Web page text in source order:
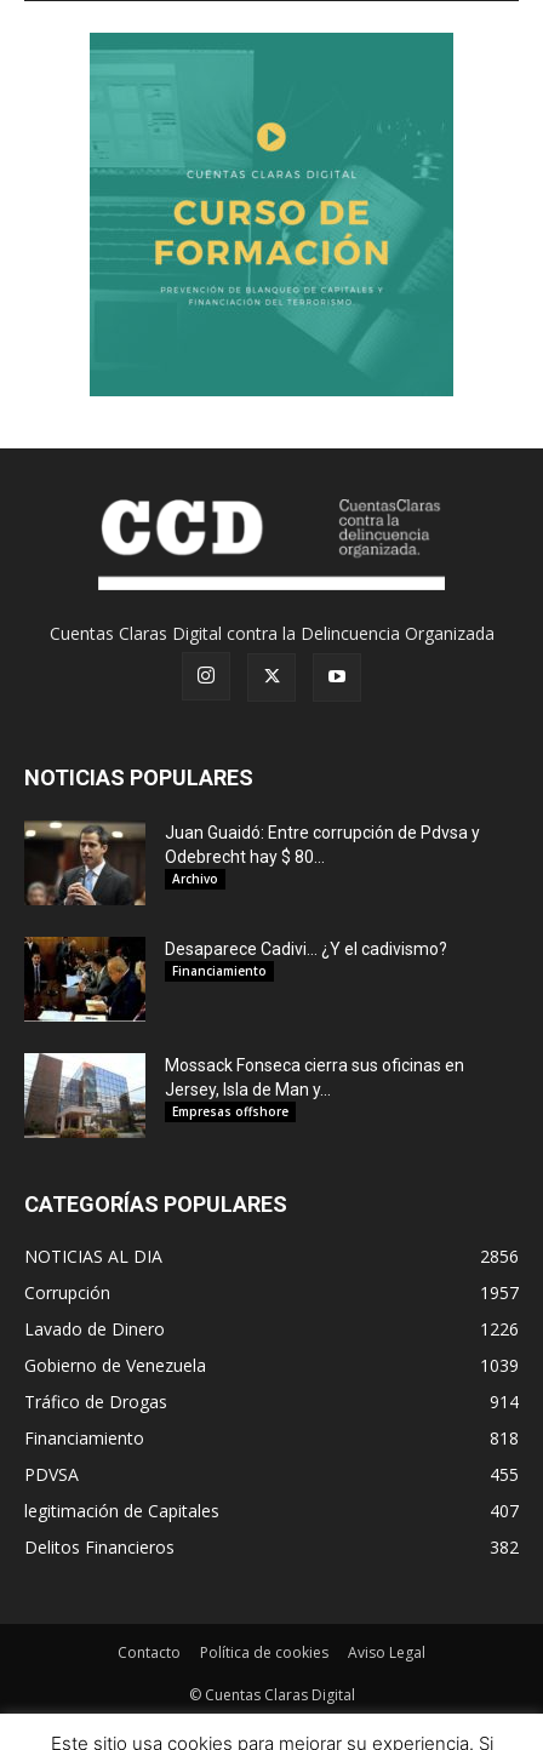
Cuentas Claras Digital contra la Delincuencia Organizada
NOTICIAS POPULARES
Juan Guaidó: Entre corrupción de Pdvsa y
Odebrecht hay $ 80...
Archivo
Desaparece Cadivi… ¿Y el cadivismo?
Financiamiento
Mossack Fonseca cierra sus oficinas en
Jersey, Isla de Man y...
Empresas offshore
CATEGORÍAS POPULARES
NOTICIAS AL DIA
2856
Corrupción
1957
Lavado de Dinero
1226
Gobierno de Venezuela
1039
Tráfico de Drogas
914
Financiamiento
818
PDVSA
455
legitimación de Capitales
407
Delitos Financieros
382
Contacto Política de cookies Aviso Legal
© Cuentas Claras Digital
Este sitio usa cookies para mejorar su experiencia. Si